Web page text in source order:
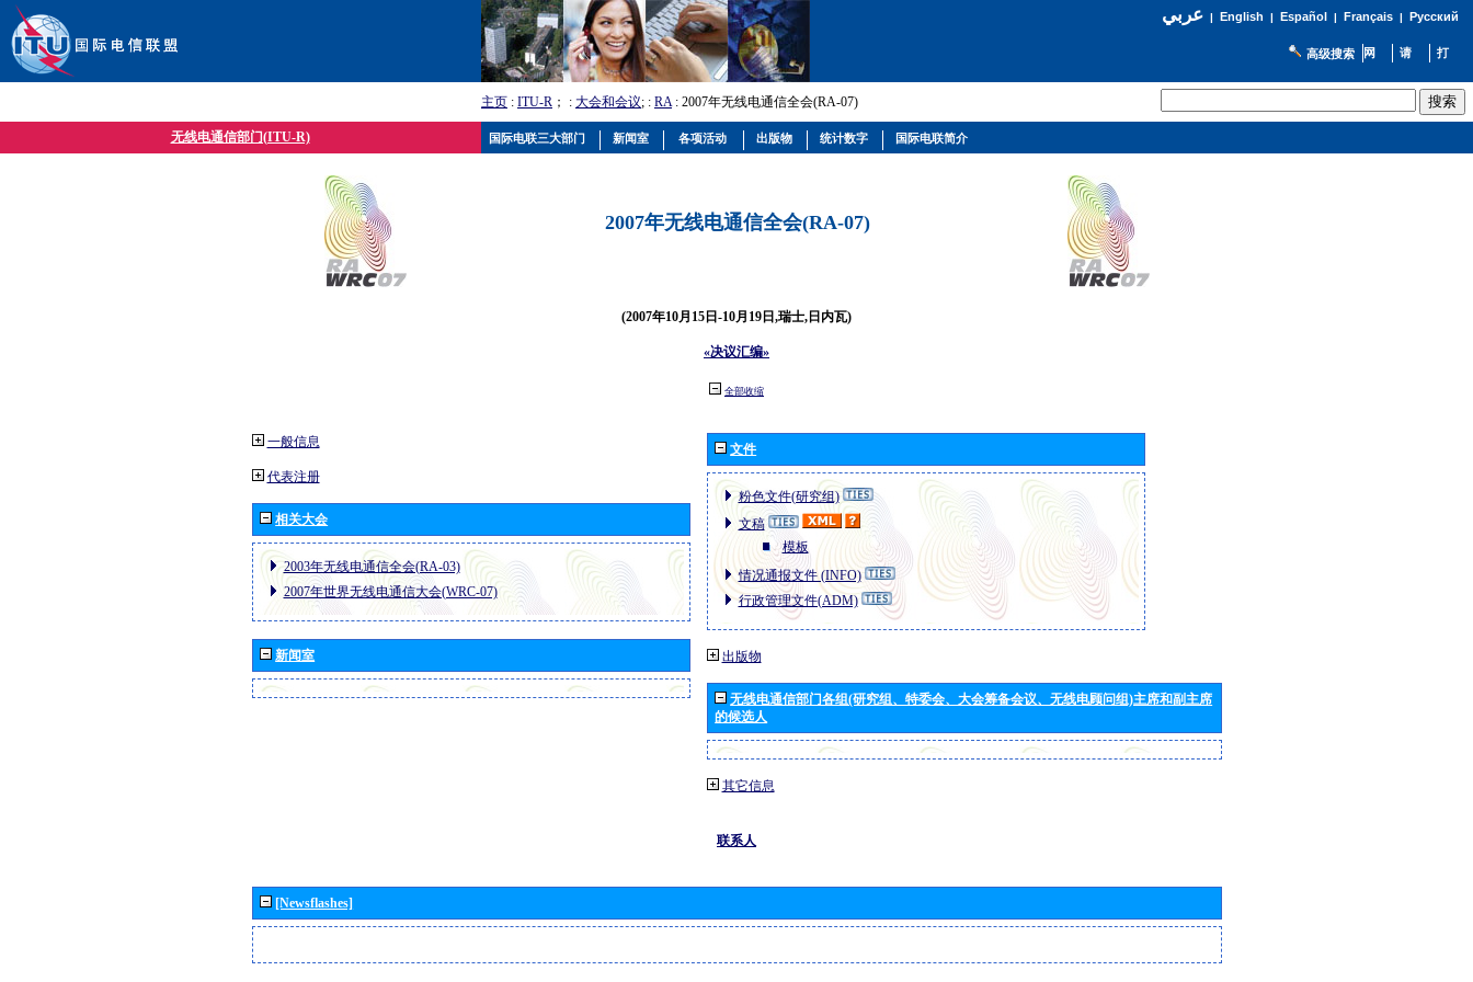
عربي| English | Español | Français| Русский
高级搜索
主页 : ITU-R ； : 大会和会议; : RA: 2007年无线电通信全会(RA-07)
无线电通信部门(ITU-R)
2007年无线电通信全会(RA-07)
(2007年10月15日-10月19日,瑞士,日内瓦)
«决议汇编»
全部收缩
一般信息
代表注册
相关大会
2003年无线电通信全会(RA-03)
2007年世界无线电通信大会(WRC-07)
新闻室
文件
粉色文件(研究组)
文稿
模板
情况通报文件 (INFO)
行政管理文件(ADM)
出版物
无线电通信部门各组(研究组、特委会、大会筹备会议、无线电顾问组)主席和副主席
的候选人
其它信息
联系人
[Newsflashes]
国际电联三大部门 新闻室 各项活动 出版物 统计数字 国际电联简介